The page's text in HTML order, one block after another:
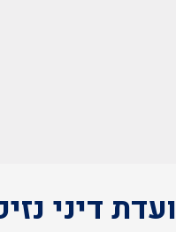
ועדת דיני